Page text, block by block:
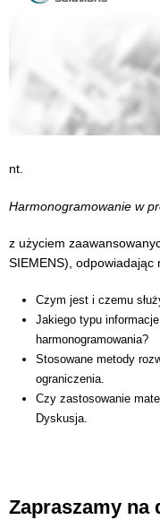
nt.
Harmonogramowanie w
z użyciem
SIEMENS),
Czym jest i czemu
Jakiego typu
harmonogramowania?
Stosowane metody
ograniczenia.
Czy zastosowanie
Dyskusja.
Zapraszamy na